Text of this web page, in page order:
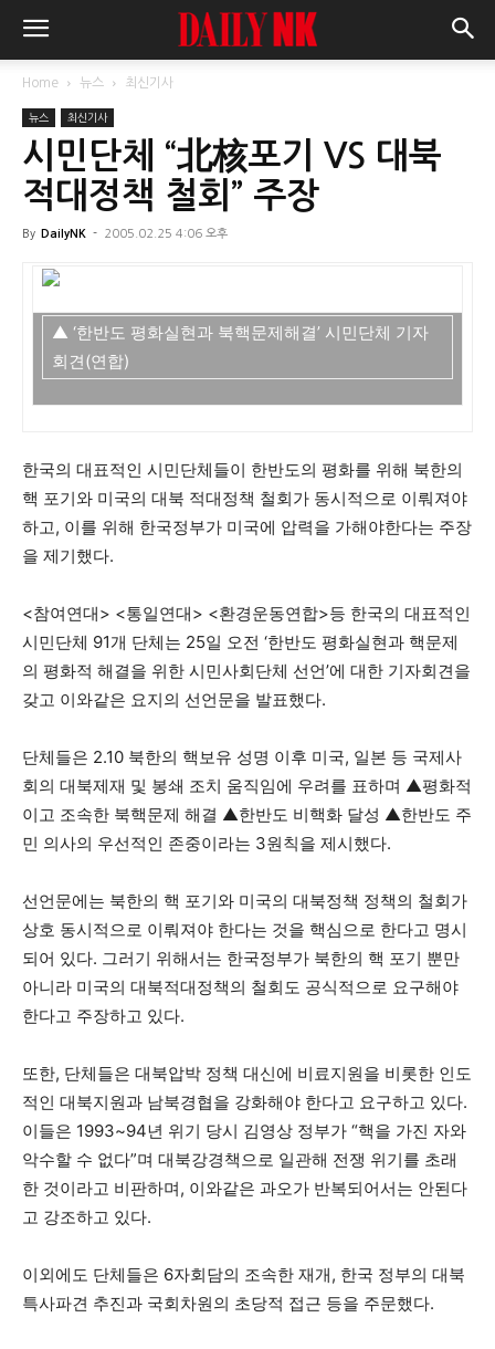
Home 뉴스 최신기사
뉴스 최신기사
시민단체 “北核포기 VS 대북
적대정책 철회” 주장
By DailyNK - 2005.02.25 4:06 오후
▲ ‘한반도 평화실현과 북핵문제해결’ 시민단체 기자
회견(연합)
한국의 대표적인 시민단체들이 한반도의 평화를 위해 북한의
핵 포기와 미국의 대북 적대정책 철회가 동시적으로 이뤄져야
하고, 이를 위해 한국정부가 미국에 압력을 가해야한다는 주장
을 제기했다.
<참여연대> <통일연대> <환경운동연합>등 한국의 대표적인
시민단체 91개 단체는 25일 오전 ‘한반도 평화실현과 핵문제
의 평화적 해결을 위한 시민사회단체 선언’에 대한 기자회견을
갖고 이와같은 요지의 선언문을 발표했다.
단체들은 2.10 북한의 핵보유 성명 이후 미국, 일본 등 국제사
회의 대북제재 및 봉쇄 조치 움직임에 우려를 표하며 ▲평화적
이고 조속한 북핵문제 해결 ▲한반도 비핵화 달성 ▲한반도 주
민 의사의 우선적인 존중이라는 3원칙을 제시했다.
선언문에는 북한의 핵 포기와 미국의 대북정책 정책의 철회가
상호 동시적으로 이뤄져야 한다는 것을 핵심으로 한다고 명시
되어 있다. 그러기 위해서는 한국정부가 북한의 핵 포기 뿐만
아니라 미국의 대북적대정책의 철회도 공식적으로 요구해야
한다고 주장하고 있다.
또한, 단체들은 대북압박 정책 대신에 비료지원을 비롯한 인도
적인 대북지원과 남북경협을 강화해야 한다고 요구하고 있다.
이들은 1993~94년 위기 당시 김영상 정부가 “핵을 가진 자와
악수할 수 없다”며 대북강경책으로 일관해 전쟁 위기를 초래
한 것이라고 비판하며, 이와같은 과오가 반복되어서는 안된다
고 강조하고 있다.
이외에도 단체들은 6자회담의 조속한 재개, 한국 정부의 대북
특사파견 추진과 국회차원의 초당적 접근 등을 주문했다.